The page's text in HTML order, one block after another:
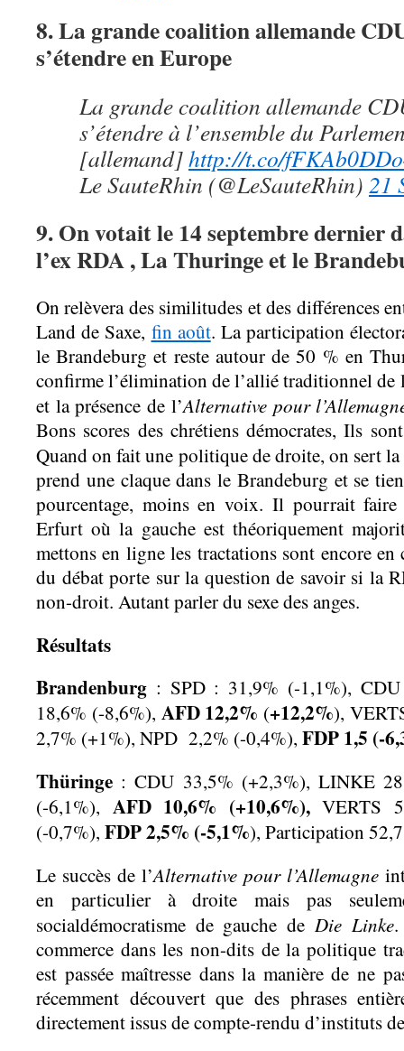
8. La grande coalition allemande
s’étendre en Europe
La grande coalition allemande
s’étendre à l’ensemble du
[allemand]http://t.co/
Le SauteRhin (@LeSauteRhin) 21
9. On votait le 14 septembre dernier
l’ex RDA , La Thuringe et le
On relèvera des similitudes et des différences
Land de Saxe, fin août. La participation
le Brandeburg et reste autour de 50 % en
confirme l’élimination de l’allié traditionnel
et la présence de l’Alternative pour
Bons scores des chrétiens démocrates, Ils
Quand on fait une politique de droite, on sert
prend une claque dans le Brandeburg et se
pourcentage, moins en voix. Il pourrait
Erfurt où la gauche est théoriquement
mettons en ligne les tractations sont encore
du débat porte sur la question de savoir si la
non-droit. Autant parler du sexe des anges.
Résultats
Brandenburg : SPD : 31,9% (-1,1%),
18,6% (-8,6%), AFD 12,2% (+12,2%),
2,7% (+1%), NPD 2,2% (-0,4%), FDP 1,5 (-
Thüringe : CDU 33,5% (+2,3%), LINKE
(-6,1%), AFD 10,6% (+10,6%), VERTS
(-0,7%), FDP 2,5% (-5,1%), Participation 52,7
Le succès de l’Alternative pour l’Allemagne
en particulier à droite mais pas
socialdémocratisme de gauche de Die Linke.
commerce dans les non-dits de la politique
est passée maîtresse dans la manière de ne
récemment découvert que des phrases
directement issus de compte-rendu d’instituts